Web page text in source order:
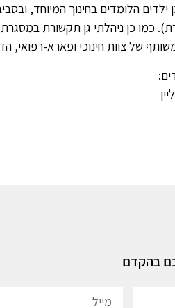
ילדים הלומדים בחינוך המיוחד,
כמו כן ניהלתי גן תקשורת
של צוות חינוכי ופארא-רפואי,
בהקדם